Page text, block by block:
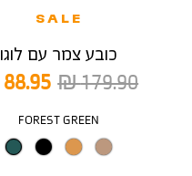
SALE
כובע צמר עם לוגו
מחיר
מוצר
88.95 ₪
מחיר
179.90 ₪
צבע
FOREST GREEN